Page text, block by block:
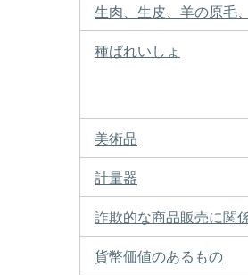
生肉、生皮、羊の原毛
種ばれいしょ
美術品
計量器
詐欺的な商品販売に関
貨幣価値のあるもの